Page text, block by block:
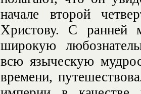
начале второй
Христову. С ранней
широкую
всю языческую
времени,